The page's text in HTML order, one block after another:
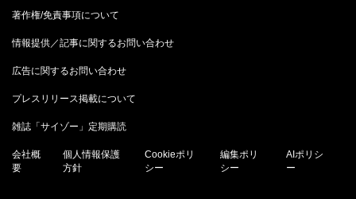
著作権/免責事項について
情報提供／記事に関するお問い合わせ
広告に関するお問い合わせ
プレスリリース掲載について
雑誌「サイゾー」定期購読
会社概
要
個人情報保護
方針
Cookieポリ
シー
編集ポリ
シー
AIポリシ
ー